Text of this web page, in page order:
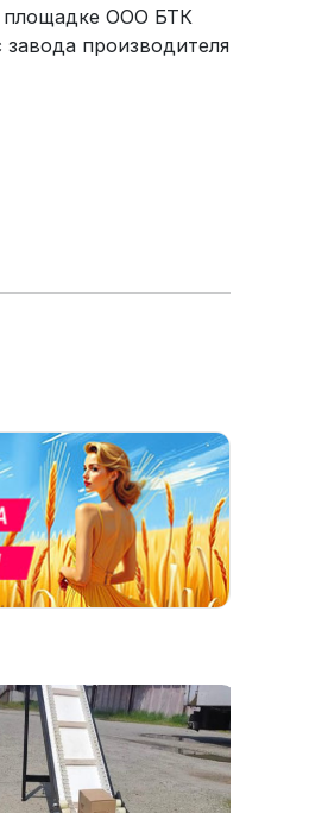
площадке ООО БТК
производителя